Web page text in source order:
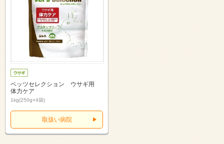
ベッツセレクション ウサギ用
体力ケア
1kg(250g×4袋)
取扱い病院